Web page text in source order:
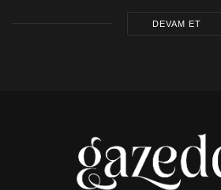
DEVAM ET